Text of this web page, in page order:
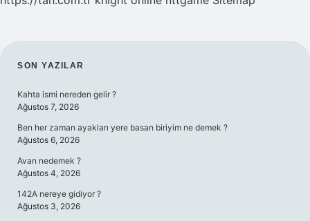
SIDEBAR
SON YAZILAR
Kahta ismi nereden gelir ?
Ağustos 7, 2026
Ben her zaman ayakları yere basan biriyim ne demek ?
Ağustos 6, 2026
Avan nedemek ?
Ağustos 4, 2026
142A nereye gidiyor ?
Ağustos 3, 2026